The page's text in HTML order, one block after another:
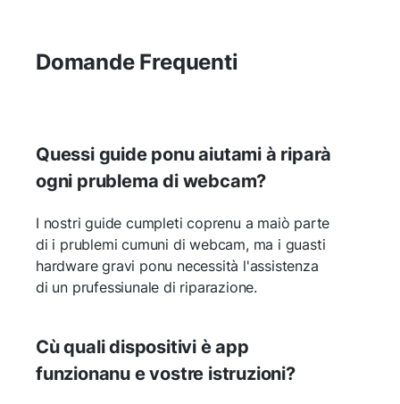
Domande Frequenti
Quessi guide ponu aiutami à riparà
ogni prublema di webcam?
I nostri guide cumpleti coprenu a maiò parte
di i prublemi cumuni di webcam, ma i guasti
hardware gravi ponu necessità l'assistenza
di un prufessiunale di riparazione.
Cù quali dispositivi è app
funzionanu e vostre istruzioni?